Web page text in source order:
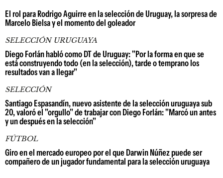
El rol para Rodrigo Aguirre en la selección de Uruguay, la sorpresa de
Marcelo Bielsa y el momento del goleador
SELECCIÓN URUGUAYA
Diego Forlán habló como DT de Uruguay: "Por la forma en que se
está construyendo todo (en la selección), tarde o temprano los
resultados van a llegar"
SELECCIÓN
Santiago Espasandín, nuevo asistente de la selección uruguaya sub
20, valoró el "orgullo" de trabajar con Diego Forlán: "Marcó un antes
y un después en la selección"
FÚTBOL
Giro en el mercado europeo por el que Darwin Núñez puede ser
compañero de un jugador fundamental para la selección uruguaya